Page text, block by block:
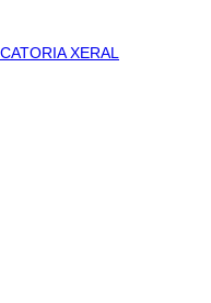
XERAL